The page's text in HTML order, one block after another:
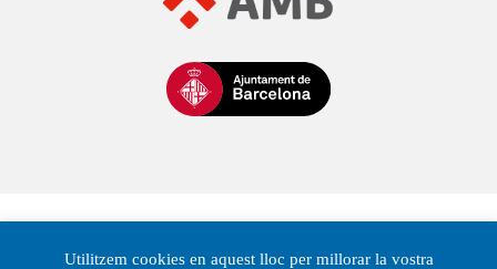
Utilitzem cookies en aquest lloc per millorar la vostra